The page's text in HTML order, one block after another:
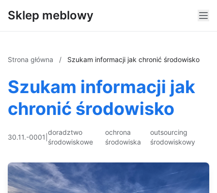
Sklep meblowy
Strona główna / Szukam informacji jak chronić środowisko
Szukam informacji jak
chronić środowisko
30.11.-0001
doradztwo
środowiskowe
ochrona
środowiska
outsourcing
środowiskowy